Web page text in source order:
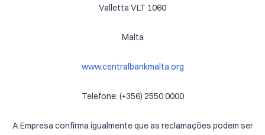
Valletta VLT 1060
Malta
www.centralbankmalta.org
Telefone: (+356) 2550 0000
A Empresa confirma igualmente que as reclamações podem ser